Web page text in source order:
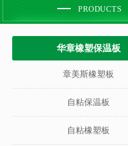
PRODUCTS
华章橡塑保温板
章美斯橡塑板
自粘保温板
自粘橡塑板